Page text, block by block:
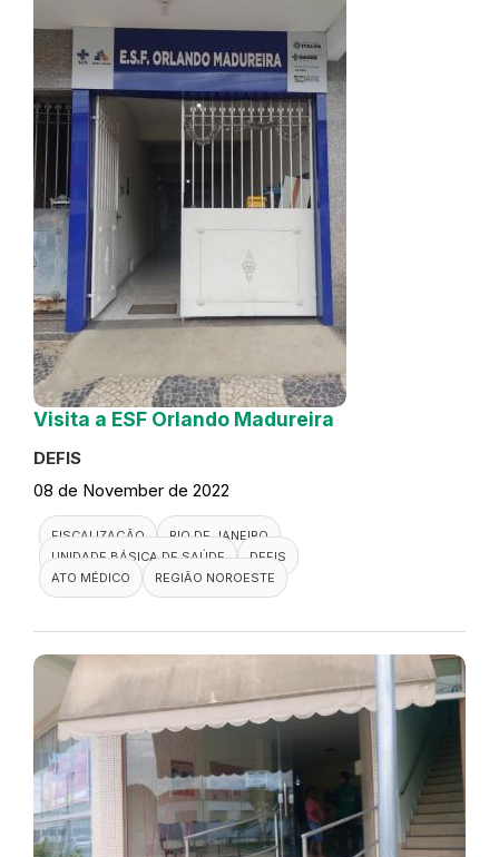
Visita a ESF Orlando Madureira
DEFIS
08 de November de 2022
FISCALIZAÇÃO
RIO DE JANEIRO
UNIDADE BÁSICA DE SAÚDE
DEFIS
ATO MÉDICO
REGIÃO NOROESTE